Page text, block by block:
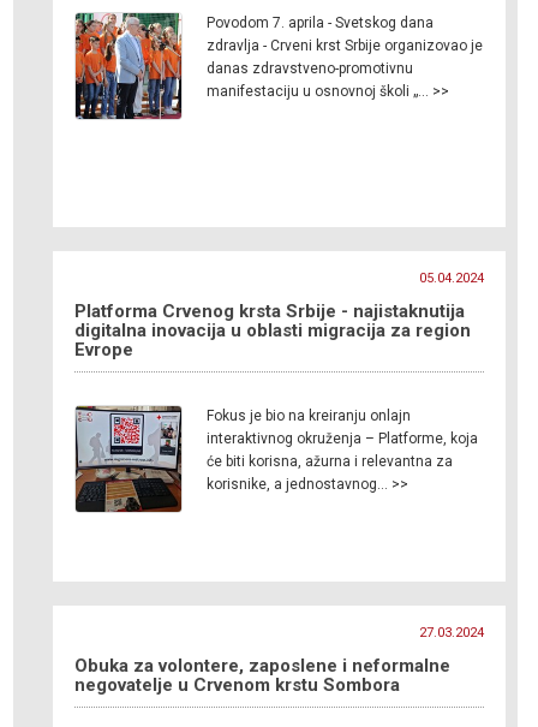
Povodom 7. aprila - Svetskog dana
zdravlja - Crveni krst Srbije organizovao je
danas zdravstveno-promotivnu
manifestaciju u osnovnoj školi „… >>
05.04.2024
Platforma Crvenog krsta Srbije - najistaknutija
digitalna inovacija u oblasti migracija za region
Evrope
Fokus je bio na kreiranju onlajn
interaktivnog okruženja – Platforme, koja
će biti korisna, ažurna i relevantna za
korisnike, a jednostavnog… >>
27.03.2024
Obuka za volontere, zaposlene i neformalne
negovatelje u Crvenom krstu Sombora